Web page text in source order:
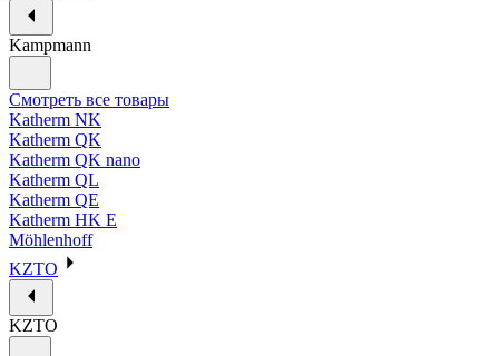
Kampmann
Смотреть все товары
Katherm NK
Katherm QK
Katherm QK nano
Katherm QL
Katherm QE
Katherm HK E
Möhlenhoff
KZTO
KZTO